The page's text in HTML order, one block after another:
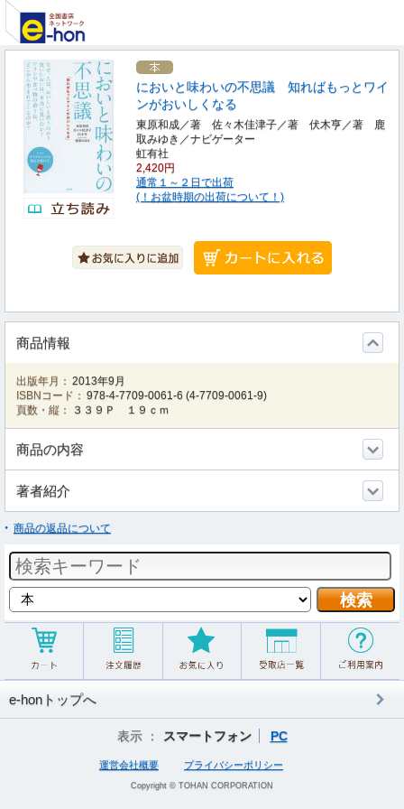
においと味わいの不思議 知ればもっとワイ
ンがおいしくなる
東原和成／著 佐々木佳津子／著 伏木亨／著 鹿
取みゆき／ナビゲーター
虹有社
2,420円
通常１～２日で出荷
(！お盆時期の出荷について！)
商品情報
出版年月： 2013年9月
ISBNコード： 978-4-7709-0061-6 (4-7709-0061-9)
頁数・縦：
３３９Ｐ １９ｃｍ
商品の内容
著者紹介
商品の返品について
e-honトップへ
表示 ： スマートフォン PC
運営会社概要 プライバシーポリシー
Copyright © TOHAN CORPORATION